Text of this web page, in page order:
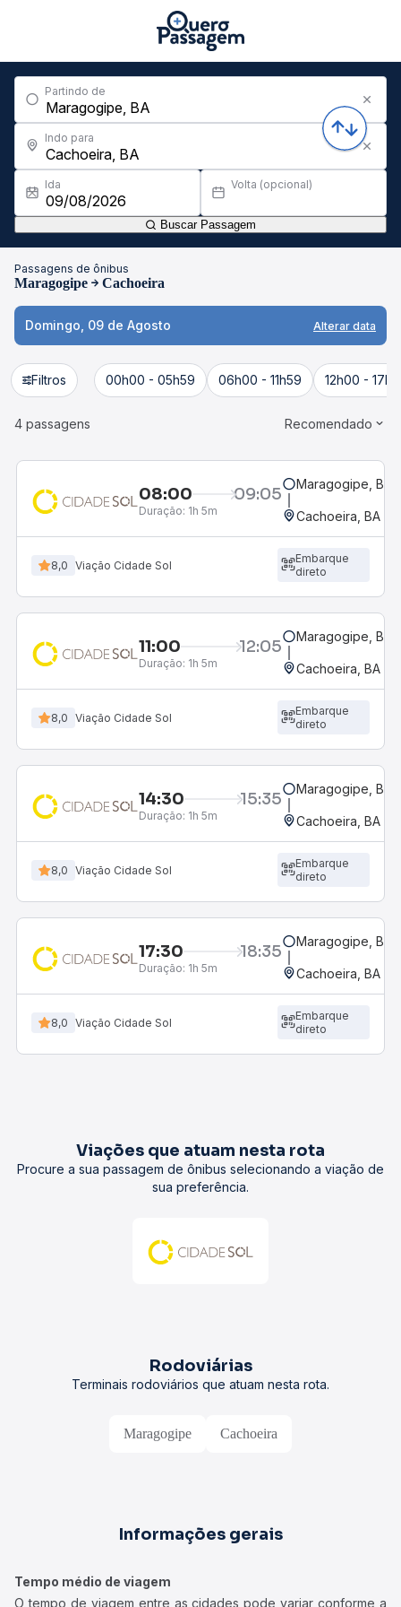
Partindo de
Indo para
Ida Volta (opcional)
Buscar Passagem
Passagens de ônibus
Maragogipe Cachoeira
Domingo, 09 de Agosto Alterar data
Filtros 00h00 - 05h59 06h00 - 11h59 12h00 -
4 passagens Recomendado
08:00 09:05
Duração: 1h 5m
Maragogipe, BA
Cachoeira, BA
8,0 Viação Cidade Sol
Embarque
direto
11:00 12:05
Duração: 1h 5m
Maragogipe, BA
Cachoeira, BA
8,0 Viação Cidade Sol
Embarque
direto
14:30 15:35
Duração: 1h 5m
Maragogipe, BA
Cachoeira, BA
8,0 Viação Cidade Sol
Embarque
direto
17:30 18:35
Duração: 1h 5m
Maragogipe, BA
Cachoeira, BA
8,0 Viação Cidade Sol
Embarque
direto
Viações que atuam nesta rota
Procure a sua passagem de ônibus selecionando a viação de
sua preferência.
Rodoviárias
Terminais rodoviários que atuam nesta rota.
Maragogipe Cachoeira
Informações gerais
Tempo médio de viagem
O tempo de viagem entre as cidades pode variar conforme a